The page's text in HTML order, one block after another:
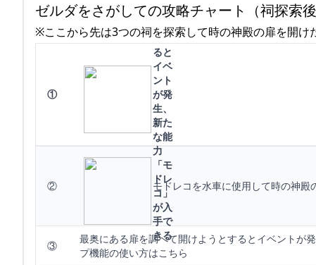
ゼルダをさがしての攻略チャート（祠探索後
※ここから先は3つの祠を探索して時の神殿の扉を開け
①
る勾
玉を
調べ
ると
イベ
ント
が発
生、
新た
な能
力
「モ
ドレ
コ」
が入
手で
きる
② モドレコを水車に使用して時の神
③
最奥にある扉を調べて開けようとするとイベント
プ機能の使い方はこちら